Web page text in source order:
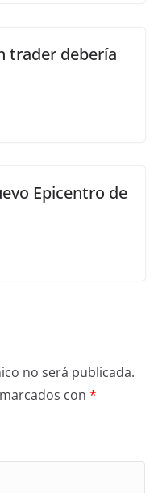
trader debería
Epicentro de
no será publicada.
con *